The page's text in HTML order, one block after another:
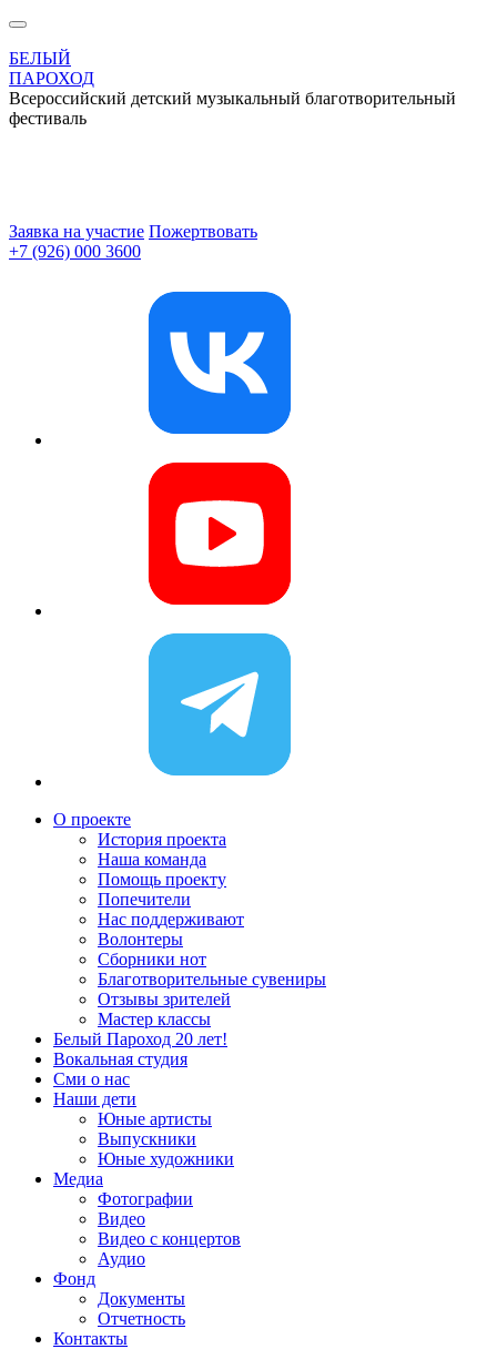
БЕЛЫЙ
ПАРОХОД
Всероссийский детский музыкальный благотворительный
фестиваль
Заявка на участие Пожертвовать
+7 (926) 000 3600
О проекте
История проекта
Наша команда
Помощь проекту
Попечители
Нас поддерживают
Волонтеры
Сборники нот
Благотворительные сувениры
Отзывы зрителей
Мастер классы
Белый Пароход 20 лет!
Вокальная студия
Сми о нас
Наши дети
Юные артисты
Выпускники
Юные художники
Медиа
Фотографии
Видео
Видео с концертов
Аудио
Фонд
Документы
Отчетность
Контакты